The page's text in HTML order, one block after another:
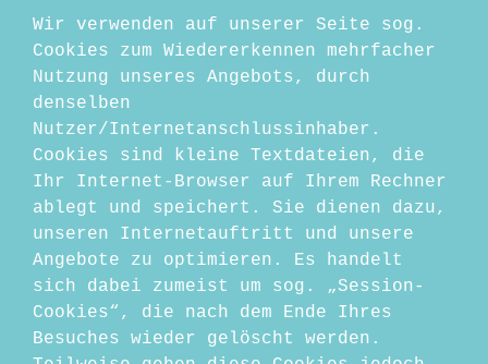
Wir verwenden auf unserer Seite sog.
Cookies zum Wiedererkennen mehrfacher
Nutzung unseres Angebots, durch
denselben
Nutzer/Internetanschlussinhaber.
Cookies sind kleine Textdateien, die
Ihr Internet-Browser auf Ihrem Rechner
ablegt und speichert. Sie dienen dazu,
unseren Internetauftritt und unsere
Angebote zu optimieren. Es handelt
sich dabei zumeist um sog. „Session-
Cookies“, die nach dem Ende Ihres
Besuches wieder gelöscht werden.